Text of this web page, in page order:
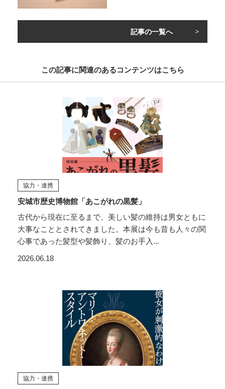
記事の一覧へ
この記事に関連のあるコンテンツはこちら
協力・連携
安城市歴史博物館「あこがれの黒髪」
古代から現在に至るまで、美しい髪の維持は男女ともに
大事なこととされてきました。本展は今も昔も人々の関
心事であった髪型や髪飾り、髪のお手入...
2026.06.18
協力・連携